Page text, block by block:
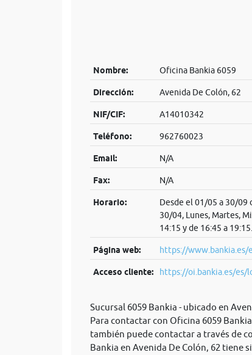
Nombre: Oficina Bankia 6059
Dirección: Avenida De Colón, 62
NIF/CIF: A14010342
Teléfono: 962760023
Email: N/A
Fax: N/A
Horario:
Desde el 01/05 a 30/09
30/04, Lunes, Martes,
14:15 y de 16:45 a 19:15.
Página web: https://www.bankia.es/
Acceso cliente: https://oi.bankia.es/es/
Sucursal 6059 Bankia - ubicado en
Para contactar con Oficina 6059
también puede contactar a través de
Bankia en Avenida De Colón, 62 tiene